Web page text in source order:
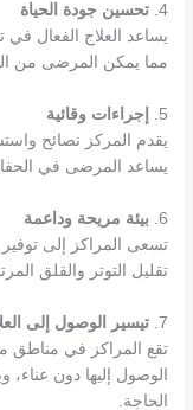
4. تحسين جودة الحياة
يساعد العلاج الفعال في
مما يمكن المرضى من
5.
إجراءات وقائية
يقدم المركز نصائح
يساعد المرضى في
6. بيئة مريحة وداعمة
تسعى المراكز إلى
تقليل التوتر والقلق
7. تيسير الوصول إلى
تقع المراكز في
الوصول إليها دون عناء،
الحاجة.